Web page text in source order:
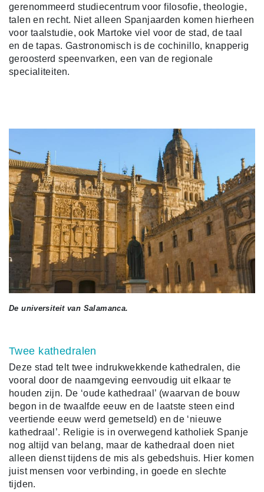
gerenommeerd studiecentrum voor filosofie, theologie,
talen en recht. Niet alleen Spanjaarden komen hierheen
voor taalstudie, ook Martoke viel voor de stad, de taal
en de tapas. Gastronomisch is de cochinillo, knapperig
geroosterd speenvarken, een van de regionale
specialiteiten.
De universiteit van Salamanca.
Twee kathedralen
Deze stad telt twee indrukwekkende kathedralen, die
vooral door de naamgeving eenvoudig uit elkaar te
houden zijn. De ‘oude kathedraal’ (waarvan de bouw
begon in de twaalfde eeuw en de laatste steen eind
veertiende eeuw werd gemetseld) en de ‘nieuwe
kathedraal’. Religie is in overwegend katholiek Spanje
nog altijd van belang, maar de kathedraal doen niet
alleen dienst tijdens de mis als gebedshuis. Hier komen
juist mensen voor verbinding, in goede en slechte
tijden.